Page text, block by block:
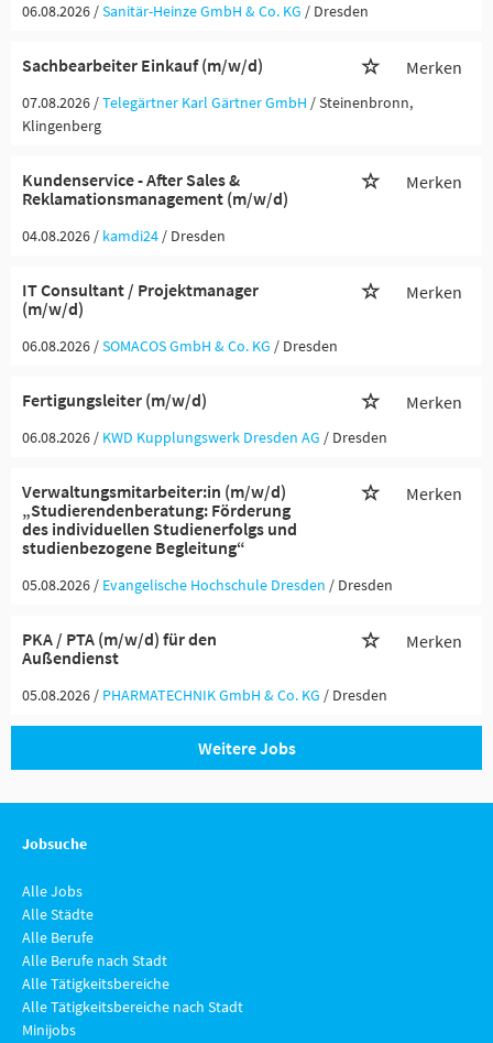
06.08.2026 /Sanitär-Heinze GmbH & Co. KG / Dresden
Sachbearbeiter Einkauf (m/w/d) Merken
07.08.2026 /Telegärtner Karl Gärtner GmbH / Steinenbronn,
Klingenberg
Kundenservice - After Sales &
Reklamationsmanagement (m/w/d)
Merken
04.08.2026 / kamdi24 / Dresden
IT Consultant / Projektmanager
(m/w/d)
Merken
06.08.2026 /SOMACOS GmbH & Co. KG / Dresden
Fertigungsleiter (m/w/d) Merken
06.08.2026 / KWD Kupplungswerk Dresden AG / Dresden
Verwaltungsmitarbeiter:in (m/w/d)
„Studierendenberatung: Förderung
des individuellen Studienerfolgs und
studienbezogene Begleitung“
Merken
05.08.2026 / Evangelische Hochschule Dresden / Dresden
PKA / PTA (m/w/d) für den
Außendienst
Merken
05.08.2026 / PHARMATECHNIK GmbH & Co. KG / Dresden
Weitere Jobs
Jobsuche
Alle Jobs
Alle Städte
Alle Berufe
Alle Berufe nach Stadt
Alle Tätigkeitsbereiche
Alle Tätigkeitsbereiche nach Stadt
Minijobs